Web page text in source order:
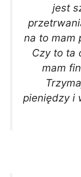
jest
na to mam
Czy to ta
mam
pieniędzy i